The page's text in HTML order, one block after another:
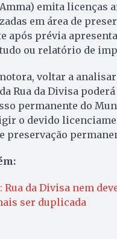
emita licenças
em área de
após prévia
ou relatório de
voltar a analisar
Rua da Divisa
permanente do
o devido
preservação
Rua da Divisa nem
ser duplicada